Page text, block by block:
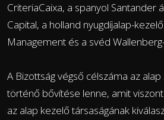
CriteriaCaixa, a spanyol Santander
Capital, a holland nyugdíjalap-
Management és a svéd
A Bizottság végső célszáma az
történő bővítése lenne, amit
az alap kezelő társaságának